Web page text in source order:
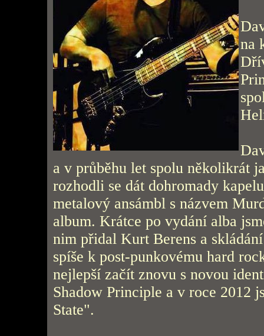
na
a v průběhu let spolu několikrát
rozhodli se dát dohromady
metalový ansámbl s názvem
album. Krátce po vydání alba
nim přidal Kurt Berens a
spíše k post-punkovému hard
nejlepší začít znovu s novou
Shadow Principle a v roce 2012
State".